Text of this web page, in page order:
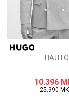
ПАЛТО
10.396
25.990